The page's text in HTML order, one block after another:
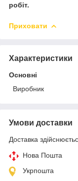
робіт.
Приховати
Характеристики
Основні
Виробник
Умови доставки
Доставка
Нова Пошта
Укрпошта